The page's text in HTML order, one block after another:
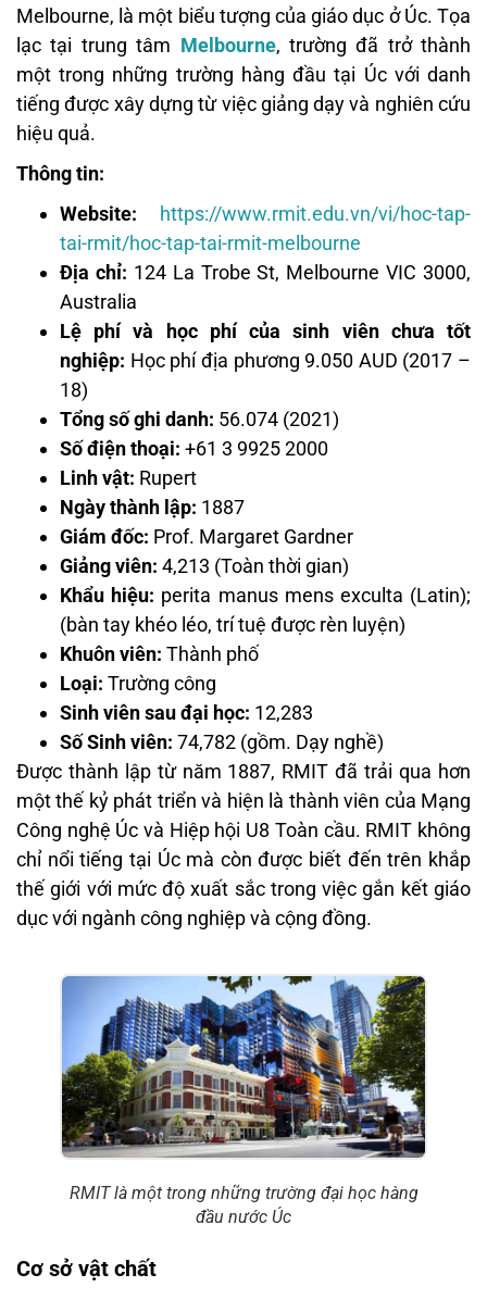
Melbourne, là một biểu tượng của giáo dục ở Úc. Tọa
lạc tại trung tâm Melbourne, trường đã trở thành
một trong những trường hàng đầu tại Úc với danh
tiếng được xây dựng từ việc giảng dạy và nghiên cứu
hiệu quả.
Thông tin:
Website:
https://www.rmit.edu.vn/vi/hoc-tap-
tai-rmit/hoc-tap-tai-rmit-melbourne
Địa chỉ: 124 La Trobe St, Melbourne VIC 3000,
Australia
Lệ phí và học phí của sinh viên chưa tốt
nghiệp: Học phí địa phương 9.050 AUD (2017 –
18)
Tổng số ghi danh: 56.074 (2021)
Số điện thoại: +61 3 9925 2000
Linh vật: Rupert
Ngày thành lập: 1887
Giám đốc: Prof. Margaret Gardner
Giảng viên: 4,213 (Toàn thời gian)
Khẩu hiệu: perita manus mens exculta (Latin);
(bàn tay khéo léo, trí tuệ được rèn luyện)
Khuôn viên: Thành phố
Loại: Trường công
Sinh viên sau đại học: 12,283
Số Sinh viên: 74,782 (gồm. Dạy nghề)
Được thành lập từ năm 1887, RMIT đã trải qua hơn
một thế kỷ phát triển và hiện là thành viên của Mạng
Công nghệ Úc và Hiệp hội U8 Toàn cầu. RMIT không
chỉ nổi tiếng tại Úc mà còn được biết đến trên khắp
thế giới với mức độ xuất sắc trong việc gắn kết giáo
dục với ngành công nghiệp và cộng đồng.
RMIT là một trong những trường đại học hàng
đầu nước Úc
Cơ sở vật chất